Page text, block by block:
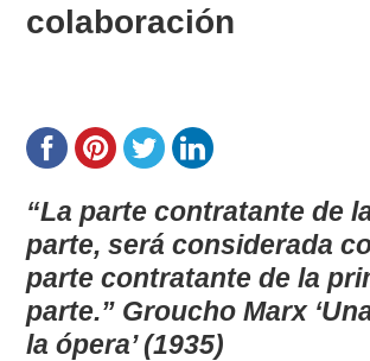
colaboración
“La parte contratante de
parte, será considerada
parte contratante de la
parte.” Groucho Marx
la ópera’ (1935)